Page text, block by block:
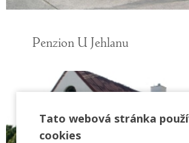
Penzion U Jehlanu
Tato webová stránka
cookies